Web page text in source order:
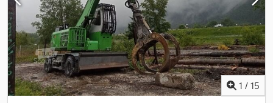
operators – easily accessible on our platform.
1 / 15